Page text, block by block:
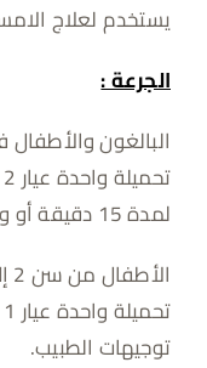
يستخدم لعلاج
الجرعة :
لمدة 15 دقيقة أو وفقاً لتوجيهات الطبيب.
توجيهات الطبيب.